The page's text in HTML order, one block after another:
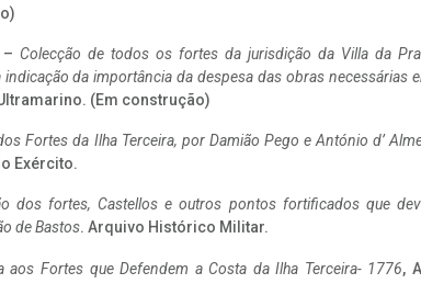
– Colecção de todos os fortes da jurisdição da Villa da
da importância da despesa das obras necessárias
(Em construção)
Fortes da Ilha Terceira, por Damião Pego e António d’
Exército.
dos fortes, Castellos e outros pontos fortificados que
de Bastos. Arquivo Histórico Militar.
aos Fortes que Defendem a Costa da Ilha Terceira- 1776,